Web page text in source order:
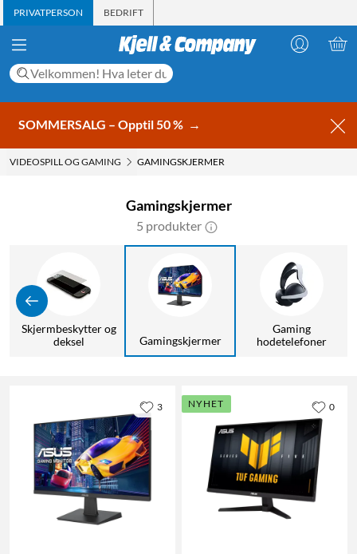
PRIVATPERSON BEDRIFT
SOMMERSALG – Opptil 50 % →
VIDEOSPILL OG GAMING GAMINGSKJERMER
Gamingskjermer
5 produkter
Skjermbeskytter og
deksel
Gamingskjermer
Gaming
hodetelefoner
3 NYHET 0